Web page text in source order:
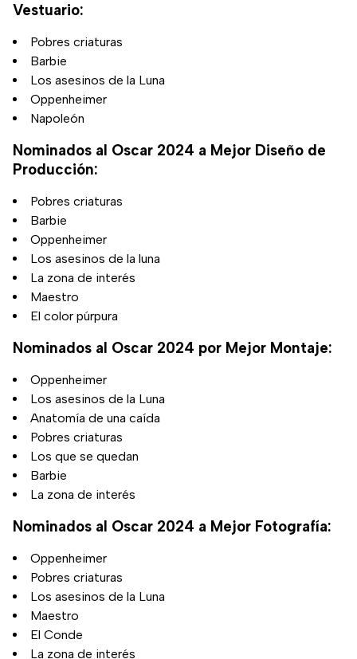
Vestuario:
Pobres criaturas
Barbie
Los asesinos de la Luna
Oppenheimer
Napoleón
Nominados al Oscar 2024 a Mejor Diseño de
Producción:
Pobres criaturas
Barbie
Oppenheimer
Los asesinos de la luna
La zona de interés
Maestro
El color púrpura
Nominados al Oscar 2024 por Mejor Montaje:
Oppenheimer
Los asesinos de la Luna
Anatomía de una caída
Pobres criaturas
Los que se quedan
Barbie
La zona de interés
Nominados al Oscar 2024 a Mejor Fotografía:
Oppenheimer
Pobres criaturas
Los asesinos de la Luna
Maestro
El Conde
La zona de interés